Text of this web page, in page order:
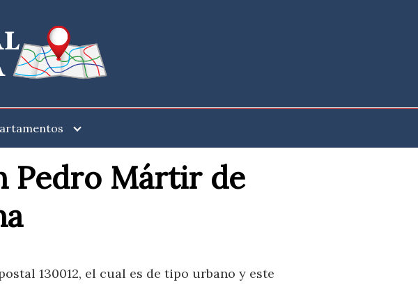
Pedro Mártir de
130012, el cual es de tipo urbano y este